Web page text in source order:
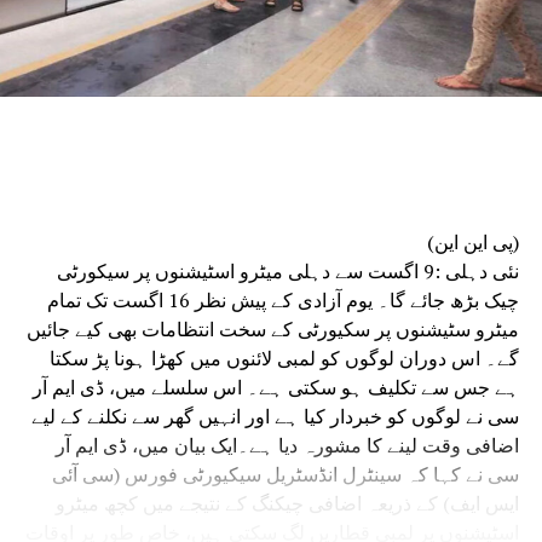
ٹیموں کے استعمال کے لیے چھ موبائل فارنسک وین
بھی خریدی اور فعال کی جا رہی ہیں۔مسٹر سود نے
کہا کہ زیرِ التوا مقدمات کو کم کرنے کے لیے ایف
انہوں نے کہا کہ سائنسی تحقیقات موثر فوجداری
نظامِ انصاف کی ریڑھ کی ہڈی ہے۔ وقت پر کی جانے
والی فارنسک تحقیقات سے مقدمات میں ہونے والی
تاخیر کو کم کرنے کے ساتھ ساتھ شہریوں کو جلد
انصاف دلانے میں بھی مدد ملتی ہے۔
(پی این این)
نئی دہلی :9 اگست سے دہلی میٹرو اسٹیشنوں پر سیکورٹی
چیک بڑھ جائے گا۔ یوم آزادی کے پیش نظر 16 اگست تک تمام
میٹرو سٹیشنوں پر سکیورٹی کے سخت انتظامات بھی کیے جائیں
گے۔ اس دوران لوگوں کو لمبی لائنوں میں کھڑا ہونا پڑ سکتا
ہے جس سے تکلیف ہو سکتی ہے۔ اس سلسلے میں، ڈی ایم آر
سی نے لوگوں کو خبردار کیا ہے اور انہیں گھر سے نکلنے کے لیے
اضافی وقت لینے کا مشورہ دیا ہے۔ایک بیان میں، ڈی ایم آر
سی نے کہا کہ سینٹرل انڈسٹریل سیکیورٹی فورس (سی آئی
ایس ایف) کے ذریعہ اضافی چیکنگ کے نتیجے میں کچھ میٹرو